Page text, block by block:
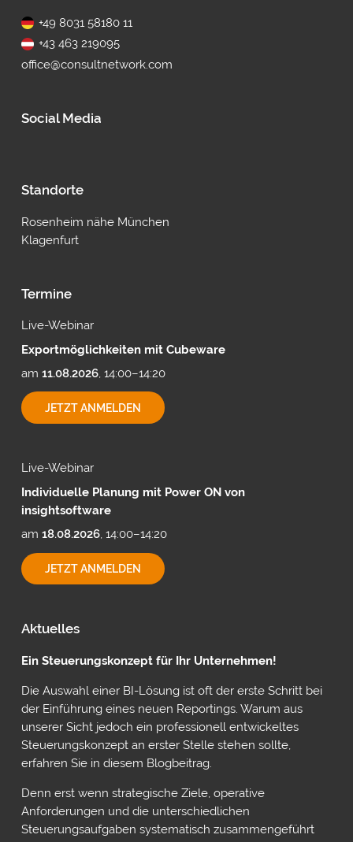
+49 8031 58180 11
+43 463 219095
office@consultnetwork.com
Social Media
Standorte
Rosenheim nähe München
Klagenfurt
Termine
Live-Webinar
Exportmöglichkeiten mit Cubeware
am 11.08.2026, 14:00–14:20
JETZT ANMELDENEXPORTMÖGLICHKEITEN
MIT
Live-Webinar
Individuelle Planung mit Power ON von
insightsoftware
am 18.08.2026, 14:00–14:20
JETZT ANMELDENINDIVIDUELLE
PLANUNG
Aktuelles
Ein Steuerungskonzept für Ihr Unternehmen!
Die Auswahl einer BI-Lösung ist oft der erste Schritt bei
der Einführung eines neuen Reportings. Warum aus
unserer Sicht jedoch ein professionell entwickeltes
Steuerungskonzept an erster Stelle stehen sollte,
erfahren Sie in diesem Blogbeitrag.
Denn erst wenn strategische Ziele, operative
Anforderungen und die unterschiedlichen
Steuerungsaufgaben systematisch zusammengeführt